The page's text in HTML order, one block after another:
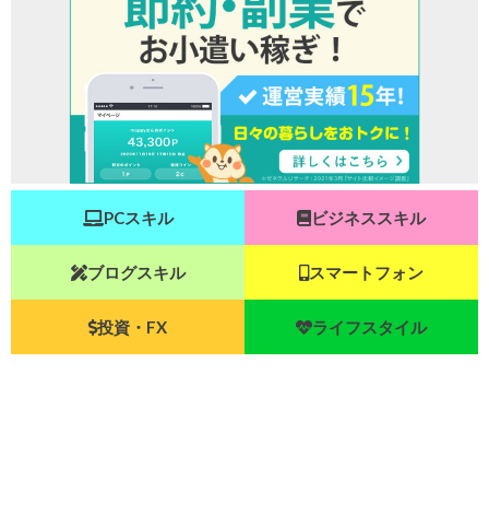
PCスキル ビジネススキル
ブログスキル スマートフォン
投資・FX ライフスタイル